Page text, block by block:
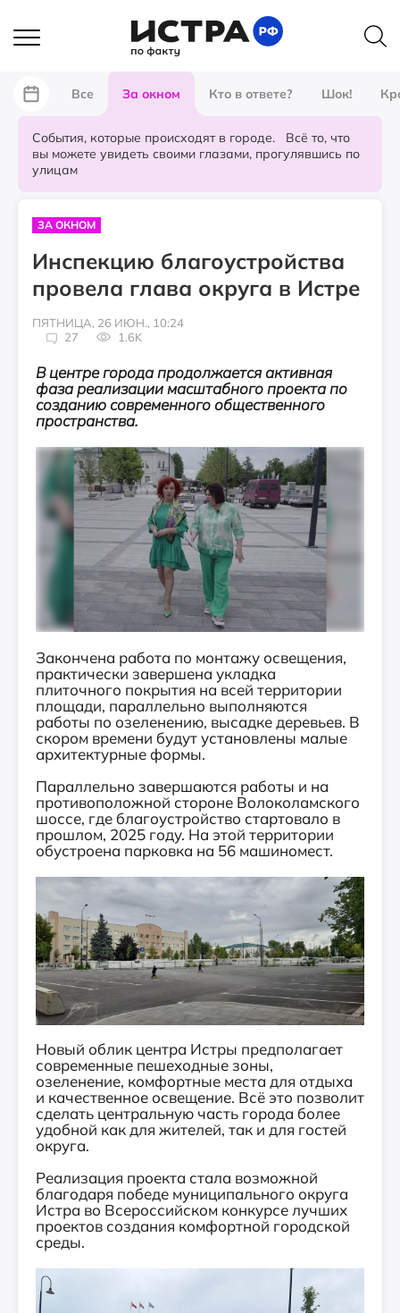
Все За окном Кто в ответе? Шок!
События, которые происходят в городе. Всё то, что
вы можете увидеть своими глазами, прогулявшись по
улицам
ЗА ОКНОМ
Инспекцию благоустройства
провела глава округа в Истре
ПЯТНИЦА, 26 ИЮН., 10:24
27
1.6K
В центре города продолжается активная
фаза реализации масштабного проекта по
созданию современного общественного
пространства.
Закончена работа по монтажу освещения,
практически завершена укладка
плиточного покрытия на всей территории
площади, параллельно выполняются
работы по озеленению, высадке деревьев. В
скором времени будут установлены малые
архитектурные формы.
Параллельно завершаются работы и на
противоположной стороне Волоколамского
шоссе, где благоустройство стартовало в
прошлом, 2025 году. На этой территории
обустроена парковка на 56 машиномест.
Новый облик центра Истры предполагает
современные пешеходные зоны,
озеленение, комфортные места для отдыха
и качественное освещение. Всё это позволит
сделать центральную часть города более
удобной как для жителей, так и для гостей
округа.
Реализация проекта стала возможной
благодаря победе муниципального округа
Истра во Всероссийском конкурсе лучших
проектов создания комфортной городской
среды.